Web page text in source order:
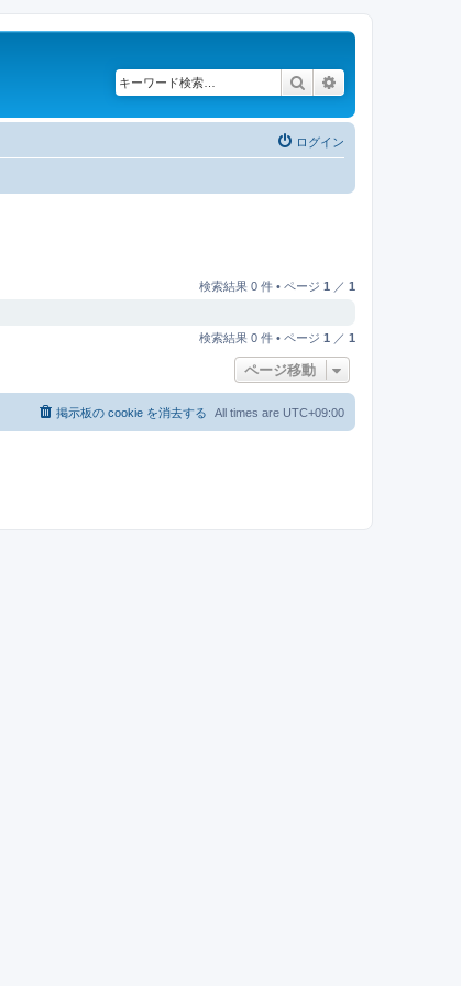
検索
ログイン
検索結果 0 件 • ページ 1 ／ 1
検索結果 0 件 • ページ 1 ／ 1
ページ移動
All times are UTC+09:00
掲示板の cookie を消去する